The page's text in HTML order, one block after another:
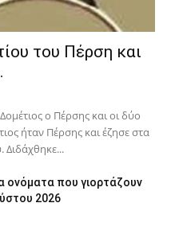
του Πέρση και
ο Πέρσης και οι δύο
ήταν Πέρσης και έζησε στα
Διδάχθηκε...
ονόματα που γιορτάζουν
2026